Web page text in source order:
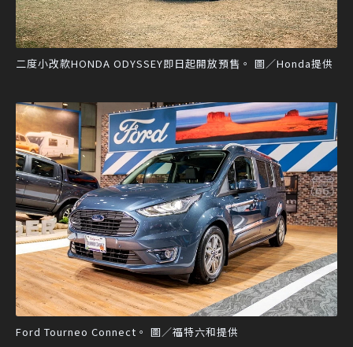
二度小改款HONDA ODYSSEY即日起開放預售。 圖／Honda提供
Ford Tourneo Connect。 圖／福特六和提供